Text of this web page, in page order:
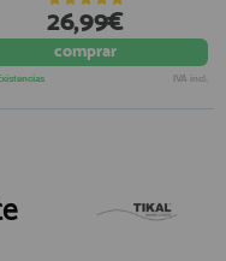
26,99€
comprar
IVA incl.